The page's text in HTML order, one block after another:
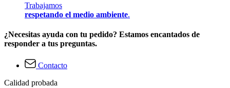
Trabajamos
respetando el medio ambiente.
¿Necesitas ayuda con tu pedido? Estamos encantados de
responder a tus preguntas.
Contacto
Calidad probada